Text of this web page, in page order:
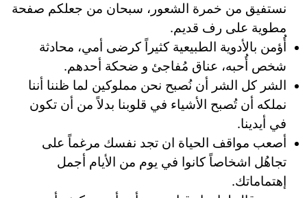
نستفيق من خمرة الشعور، سبحان من جعلكم صفحة
مطوية على رف قديم.
أُؤمن بالأدوية الطبيعية كثيراً كرضى أمي، محادثة
شخص أُحبه، عناق مُفاجئ و ضحكة أحدهم.
‏الشر كل الشر أن نُصبح نحن مملوكين لما ظننا أننا
نملكه أن تُصبح الأشياء في قلوبنا بدلاً من أن تكون
في أيدينا.
أصعب مواقف الحياة ان تجد نفسك مرغماً على
تجاهُل اشخاصاً كانوا في يوم من الأيام أجمل
إهتماماتك.